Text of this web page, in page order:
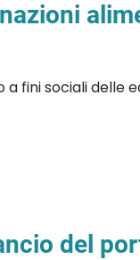
a fini sociali
del